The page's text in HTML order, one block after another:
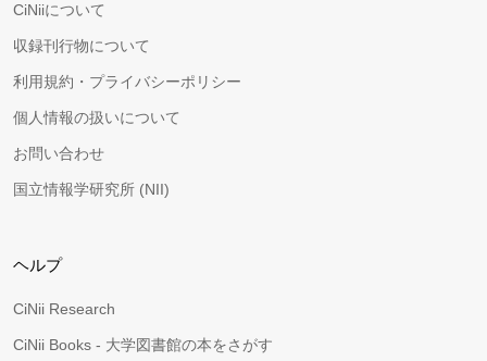
CiNiiについて
収録刊行物について
利用規約・プライバシーポリシー
個人情報の扱いについて
お問い合わせ
国立情報学研究所 (NII)
ヘルプ
CiNii Research
CiNii Books - 大学図書館の本をさがす